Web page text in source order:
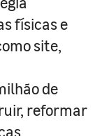
físicas e
site,
de
reformar